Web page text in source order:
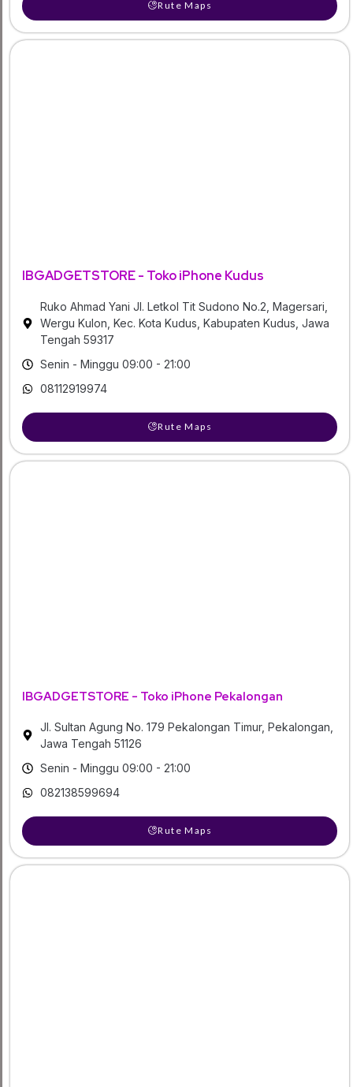
Rute Maps
IBGADGETSTORE - Toko iPhone Kudus
Ruko Ahmad Yani Jl. Letkol Tit Sudono No.2, Magersari,
Wergu Kulon, Kec. Kota Kudus, Kabupaten Kudus, Jawa
Tengah 59317
Senin - Minggu 09:00 - 21:00
08112919974
Rute Maps
IBGADGETSTORE - Toko iPhone Pekalongan
Jl. Sultan Agung No. 179 Pekalongan Timur, Pekalongan,
Jawa Tengah 51126
Senin - Minggu 09:00 - 21:00
082138599694
Rute Maps